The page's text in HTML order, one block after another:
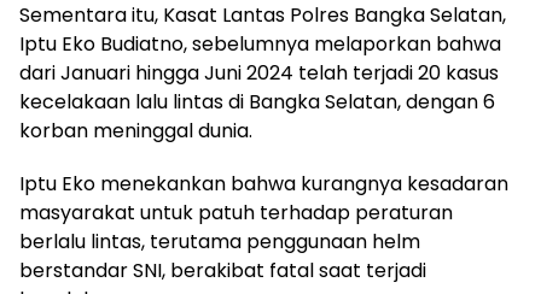
Sementara itu, Kasat Lantas Polres Bangka Selatan,
Iptu Eko Budiatno, sebelumnya melaporkan bahwa
dari Januari hingga Juni 2024 telah terjadi 20 kasus
kecelakaan lalu lintas di Bangka Selatan, dengan 6
korban meninggal dunia.
Iptu Eko menekankan bahwa kurangnya kesadaran
masyarakat untuk patuh terhadap peraturan
berlalu lintas, terutama penggunaan helm
berstandar SNI, berakibat fatal saat terjadi